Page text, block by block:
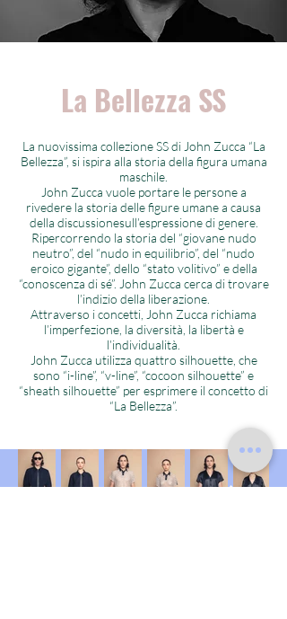
La Bellezza SS
La nuovissima collezione SS di John Zucca “La
Bellezza”, si ispira alla storia della figura umana
maschile.
John Zucca vuole portare le persone a
rivedere la storia delle figure umane a causa
della discussionesull’espressione di genere.
Ripercorrendo la storia del “giovane nudo
neutro”, del “nudo in equilibrio”, del “nudo
eroico gigante”, dello “stato volitivo” e della
“conoscenza di sé”. John Zucca cerca di trovare
l’indizio della liberazione.
Attraverso i concetti, John Zucca richiama
l’imperfezione, la diversità, la libertà e
l’individualità.
John Zucca utilizza quattro silhouette, che
sono “i-line”, “v-line”, “cocoon silhouette” e
“sheath silhouette” per esprimere il concetto di
“La Bellezza”.